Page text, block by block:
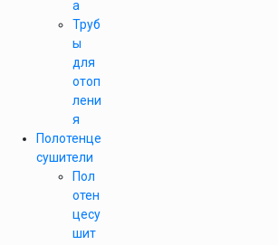
а
Труб
ы
для
отоп
лени
я
Полотенце
сушители
Пол
отен
цесу
шит